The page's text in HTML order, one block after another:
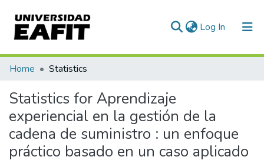
Log In (current)
Communities & Collections
All of DSpace
Home Statistics
Statistics for Aprendizaje
experiencial en la gestión de la
cadena de suministro : un enfoque
práctico basado en un caso aplicado